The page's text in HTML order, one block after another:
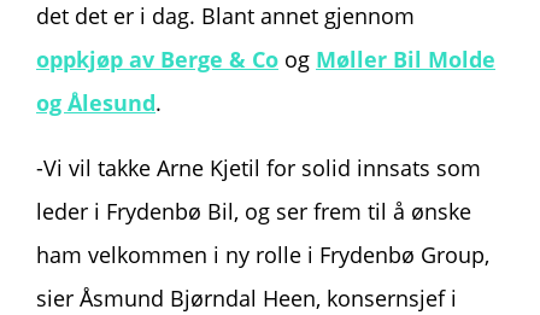
det det er i dag. Blant annet gjennom
oppkjøp av Berge & Co og Møller Bil Molde
og Ålesund.
-Vi vil takke Arne Kjetil for solid innsats som
leder i Frydenbø Bil, og ser frem til å ønske
ham velkommen i ny rolle i Frydenbø Group,
sier Åsmund Bjørndal Heen, konsernsjef i